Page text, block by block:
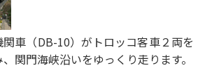
車（DB-10）がトロッコ客車２両を
関門海峡沿いをゆっくり走ります。